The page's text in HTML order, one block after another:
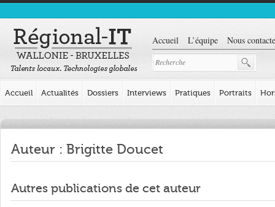
Accueil L’équipe Nous
Accueil Actualités Dossiers Interviews Pratiques Portraits
Auteur : Brigitte Doucet
Autres publications de cet auteur